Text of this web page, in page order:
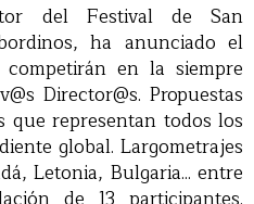
del Festival de San
ha anunciado el
en la siempre
Director@s. Propuestas
que representan todos los
global. Largometrajes
Letonia, Bulgaria... entre